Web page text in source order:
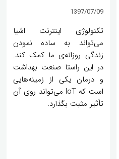
1397/07/09
تکنولوژی اینترنت اشیا
می‌تواند به ساده نمودن
زندگی روزانه‌ی ما کمک کند.
در این راستا صنعت بهداشت
و درمان یکی از زمینه‌هایی
است که IoT می‌تواند روی آن
تأثیر مثبت بگذارد.